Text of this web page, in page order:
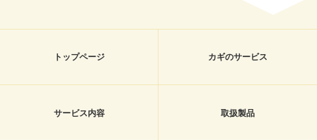
トップページ カギのサービス
サービス内容 取扱製品